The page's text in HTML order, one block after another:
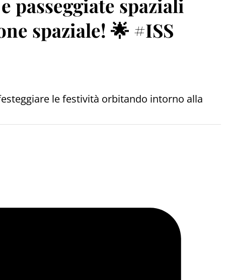
passeggiate spaziali
spaziale! 🌟 #ISS
le festività orbitando intorno alla